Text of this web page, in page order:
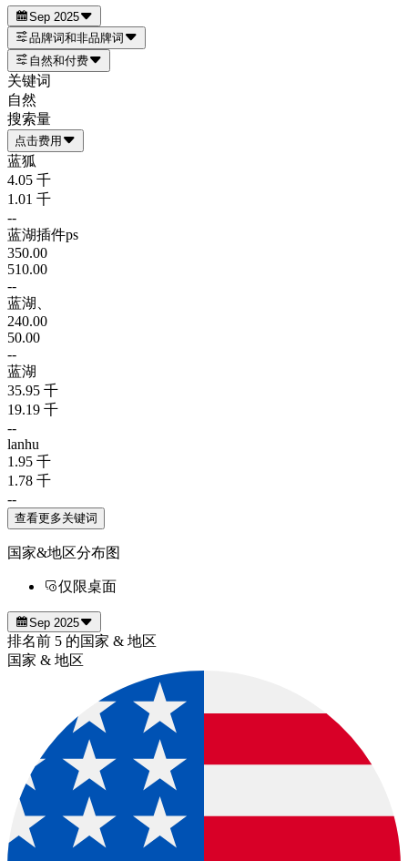
Sep 2025
品牌词和非品牌词
自然和付费
关键词
自然
搜索量
点击费用
蓝狐
4.05 千
1.01 千
--
蓝湖插件ps
350.00
510.00
--
蓝湖、
240.00
50.00
--
蓝湖
35.95 千
19.19 千
--
lanhu
1.95 千
1.78 千
--
查看更多关键词
国家&地区分布图
仅限桌面
Sep 2025
排名前 5 的国家 & 地区
国家 & 地区